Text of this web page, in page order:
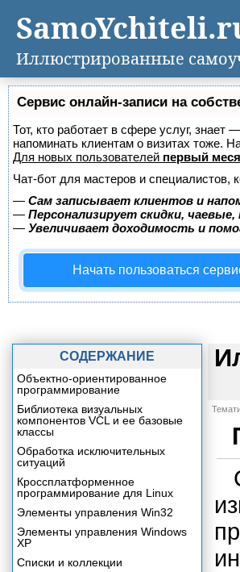
Сервис онлайн-записи на
Тот, кто работает в сфере услуг, знает
напоминать клиентам о визитах
Для новых пользователей первый
Чат-бот для мастеров и специалистов,
— Сам записывает клиентов и
— Персонализирует скидки,
— Увеличивает доходимость и
Начать пользоваться
СОДЕРЖАНИЕ
Объектно-ориентированное
программирование
Библиотека визуальных
компонентов VCL и ее базовые
классы
Обработка исключительных
ситуаций
Кроссплатформенное
программирование для Linux
Элементы управления Win32
Элементы управления Windows
XP
Списки и коллекции
Иллюстрированные